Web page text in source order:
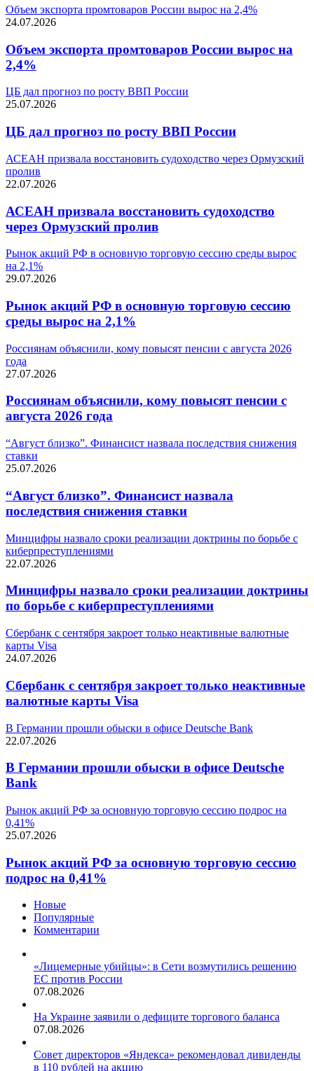
Объем экспорта промтоваров России вырос на 2,4%
24.07.2026
Объем экспорта промтоваров России вырос на
2,4%
ЦБ дал прогноз по росту ВВП России
25.07.2026
ЦБ дал прогноз по росту ВВП России
АСЕАН призвала восстановить судоходство через Ормузский
пролив
22.07.2026
АСЕАН призвала восстановить судоходство
через Ормузский пролив
Рынок акций РФ в основную торговую сессию среды вырос
на 2,1%
29.07.2026
Рынок акций РФ в основную торговую сессию
среды вырос на 2,1%
Россиянам объяснили, кому повысят пенсии с августа 2026
года
27.07.2026
Россиянам объяснили, кому повысят пенсии с
августа 2026 года
“Август близко”. Финансист назвала последствия снижения
ставки
25.07.2026
“Август близко”. Финансист назвала
последствия снижения ставки
Минцифры назвало сроки реализации доктрины по борьбе с
киберпреступлениями
22.07.2026
Минцифры назвало сроки реализации доктрины
по борьбе с киберпреступлениями
Сбербанк с сентября закроет только неактивные валютные
карты Visa
24.07.2026
Сбербанк с сентября закроет только неактивные
валютные карты Visa
В Германии прошли обыски в офисе Deutsche Bank
22.07.2026
В Германии прошли обыски в офисе Deutsche
Bank
Рынок акций РФ за основную торговую сессию подрос на
0,41%
25.07.2026
Рынок акций РФ за основную торговую сессию
подрос на 0,41%
Новые
Популярные
Комментарии
«Лицемерные убийцы»: в Сети возмутились решению
ЕС против России
07.08.2026
На Украине заявили о дефиците торгового баланса
07.08.2026
Совет директоров «Яндекса» рекомендовал дивиденды
в 110 рублей на акцию